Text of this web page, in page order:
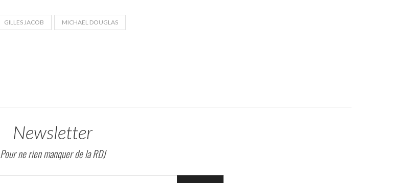
GILLES JACOB MICHAEL DOUGLAS
Newsletter
Pour ne rien manquer de la RDJ